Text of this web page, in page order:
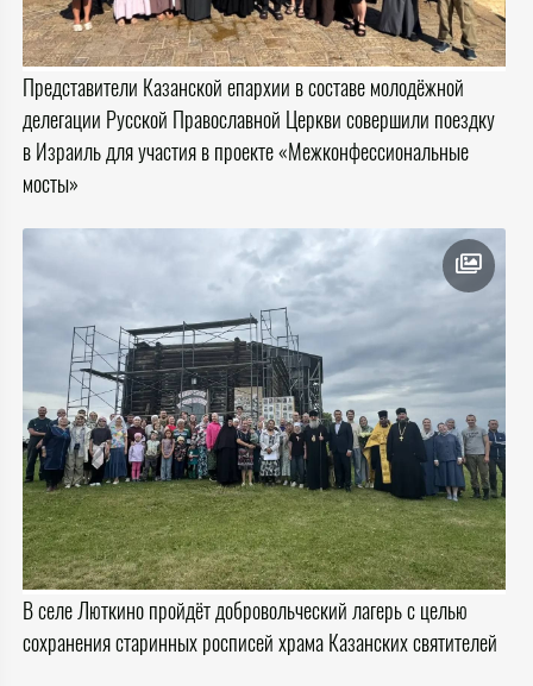
Представители Казанской епархии в составе молодёжной
делегации Русской Православной Церкви совершили поездку
в Израиль для участия в проекте «Межконфессиональные
мосты»
В селе Люткино пройдёт добровольческий лагерь с целью
сохранения старинных росписей храма Казанских святителей